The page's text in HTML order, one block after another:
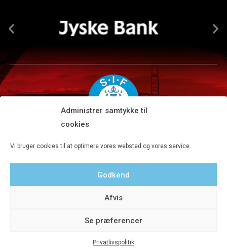
Administrer samtykke til
cookies
Vi bruger cookies til at optimere vores websted og vores service.
Godkend
Afvis
Se præferencer
Privatlivspolitik
Tlf 8680 4477 · Fax 8680 4647 · Kontortid man-fre kl. 9-15
© 2020 Silkeborg IF A/S - Designet af Aveo - web&marketing